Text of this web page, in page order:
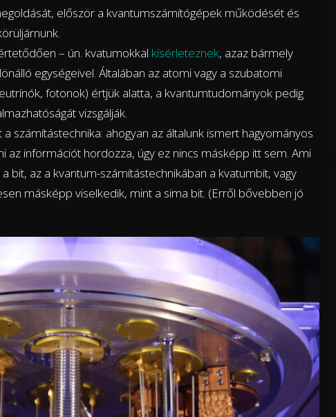
először a kvantumszámítógépek működését és
– ún. kvatumokkal kísérleteznek, azaz bármely
egységeivel. Általában az atomi vagy a szubatomi
fotonok) értjük alatta, a kvantumtudományok pedig
vizsgálják.
számítástechnika: ahogyan az általunk ismert hagyományos
az információt hordozza, úgy ez nincs másképp itt sem. Ami
bit, az a kvantum-számítástechnikában a kvatumbit, vagy
másképp viselkedik, mint a sima bit. (Erről bővebben jó